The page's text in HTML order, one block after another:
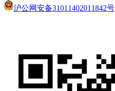
沪公网安备31011402011842号